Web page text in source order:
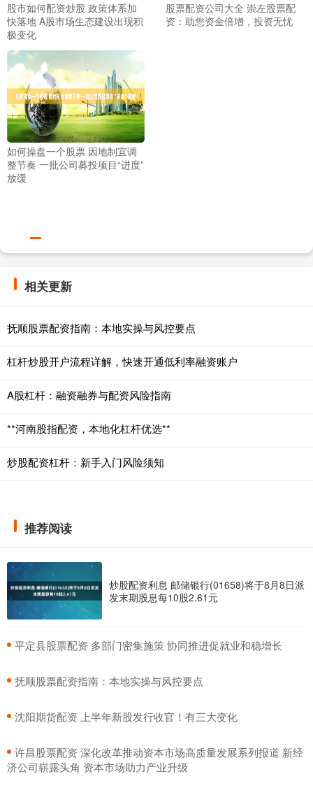
股市如何配资炒股 政策体系加
快落地 A股市场生态建设出现积
极变化
股票配资公司大全 崇左股票配
资：助您资金倍增，投资无忧
如何操盘一个股票 因地制宜调
整节奏 一批公司募投项目“进度”
放缓
相关更新
抚顺股票配资指南：本地实操与风控要点
杠杆炒股开户流程详解，快速开通低利率融资账户
A股杠杆：融资融券与配资风险指南
**河南股指配资，本地化杠杆优选**
炒股配资杠杆：新手入门风险须知
推荐阅读
炒股配资利息 邮储银行(01658)将于8月8日派
发末期股息每10股2.61元
​平定县股票配资 多部门密集施策 协同推进促就业和稳增长
​抚顺股票配资指南：本地实操与风控要点
​沈阳期货配资 上半年新股发行收官！有三大变化
​许昌股票配资 深化改革推动资本市场高质量发展系列报道 新经
济公司崭露头角 资本市场助力产业升级